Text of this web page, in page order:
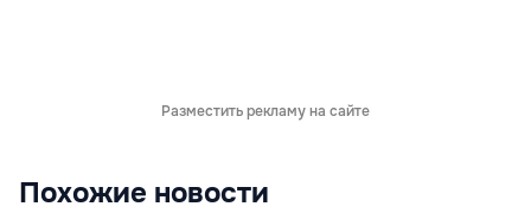
Разместить рекламу на сайте
Похожие новости